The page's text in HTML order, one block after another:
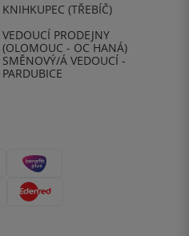
KNIHKUPEC (TŘEBÍČ)
VEDOUCÍ PRODEJNY
(OLOMOUC - OC HANÁ)
SMĚNOVÝ/Á VEDOUCÍ -
PARDUBICE